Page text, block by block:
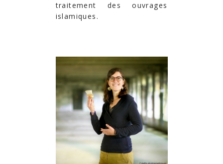
traitement des ouvrages
islamiques.